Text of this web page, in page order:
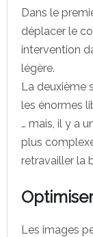
Dans le
déplacer le
intervention
légère.
La deuxième
les énormes
… mais, il y a
plus
retravailler la
Les images